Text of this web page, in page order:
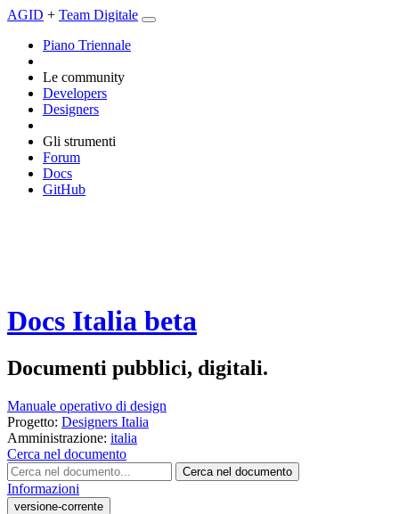
AGID + Team Digitale
Piano Triennale
Le community
Developers
Designers
Gli strumenti
Forum
Docs
GitHub
Docs Italia beta
Documenti pubblici, digitali.
Manuale operativo di design
Progetto: Designers Italia
Amministrazione: italia
Cerca nel documento
Cerca nel documento
Informazioni
versione-corrente